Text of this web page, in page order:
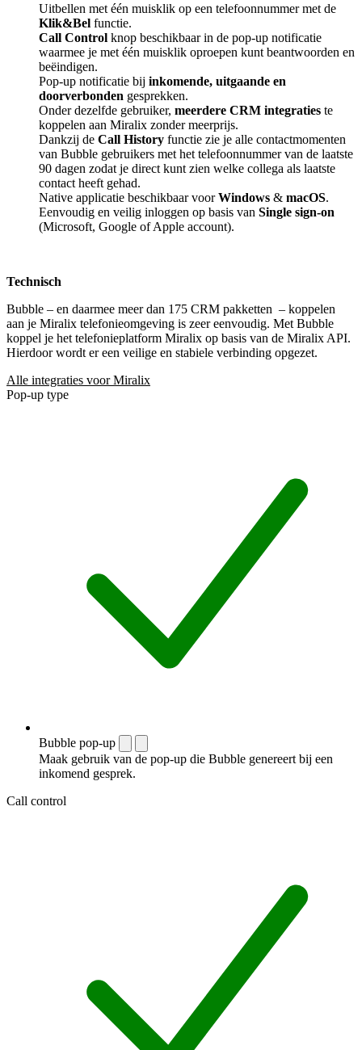
Uitbellen met één muisklik op een telefoonnummer met de
Klik&Bel functie.
Call Control knop beschikbaar in de pop-up notificatie
waarmee je met één muisklik oproepen kunt beantwoorden en
beëindigen.
Pop-up notificatie bij inkomende, uitgaande en
doorverbonden gesprekken.
Onder dezelfde gebruiker, meerdere CRM integraties te
koppelen aan Miralix zonder meerprijs.
Dankzij de Call History functie zie je alle contactmomenten
van Bubble gebruikers met het telefoonnummer van de laatste
90 dagen zodat je direct kunt zien welke collega als laatste
contact heeft gehad.
Native applicatie beschikbaar voorWindows & macOS.
Eenvoudig en veilig inloggen op basis van Single sign-on
(Microsoft, Google of Apple account).
Technisch
Bubble – en daarmee meer dan 175 CRM pakketten – koppelen
aan je Miralix telefonieomgeving is zeer eenvoudig. Met Bubble
koppel je het telefonieplatform Miralix op basis van de Miralix API.
Hierdoor wordt er een veilige en stabiele verbinding opgezet.
Alle integraties voor Miralix
Pop-up type
Bubble pop-up
Maak gebruik van de pop-up die Bubble genereert bij een
inkomend gesprek.
Call control